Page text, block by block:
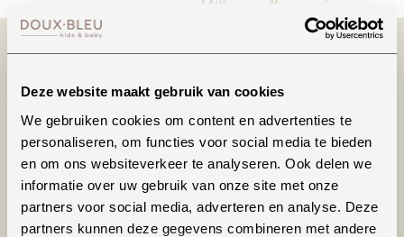
Deze website maakt gebruik van cookies
We gebruiken cookies om content en advertenties te
personaliseren, om functies voor social media te bieden
en om ons websiteverkeer te analyseren. Ook delen we
informatie over uw gebruik van onze site met onze
partners voor social media, adverteren en analyse. Deze
partners kunnen deze gegevens combineren met andere
Productinformatie